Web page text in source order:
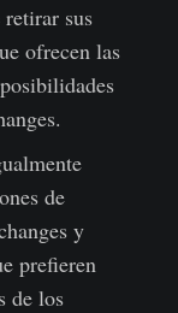
sus
ofrecen las
de
y
prefieren
de los